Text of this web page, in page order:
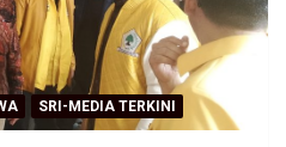
SRI-MEDIA TERKINI